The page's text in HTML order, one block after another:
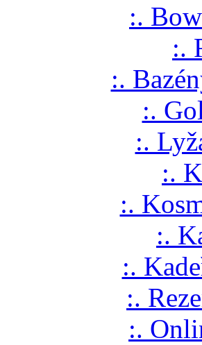
:.
:.
:.
:.
:.
:.
:.
:.
:.
:.
:.